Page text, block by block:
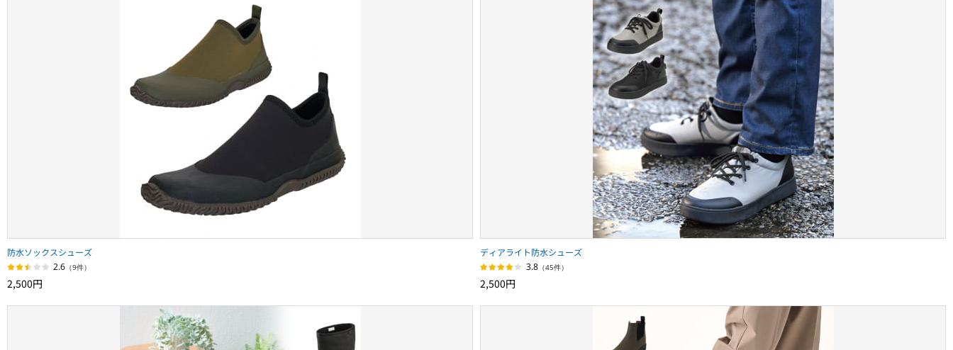
防水ソックスシューズ
2.6 （9件）
2,500円
ディアライト防水シューズ
3.8 （45件）
2,500円